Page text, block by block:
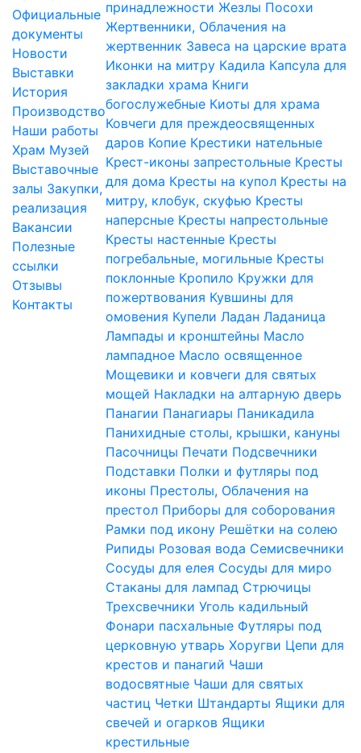
Официальные
документы
Новости
Выставки
История
Производство
Наши работы
Храм Музей
Выставочные
залы Закупки,
реализация
Вакансии
Полезные
ссылки
Отзывы
Контакты
принадлежности Жезлы Посохи
Жертвенники, Облачения на
жертвенник Завеса на царские врата
Иконки на митру Кадила Капсула для
закладки храма Книги
богослужебные Киоты для храма
Ковчеги для преждеосвященных
даров Копие Крестики нательные
Крест-иконы запрестольные Кресты
для дома Кресты на купол Кресты на
митру, клобук, скуфью Кресты
наперсные Кресты напрестольные
Кресты настенные Кресты
погребальные, могильные Кресты
поклонные Кропило Кружки для
пожертвования Кувшины для
омовения Купели Ладан Ладаница
Лампады и кронштейны Масло
лампадное Масло освященное
Мощевики и ковчеги для святых
мощей Накладки на алтарную дверь
Панагии Панагиары Паникадила
Панихидные столы, крышки, кануны
Пасочницы Печати Подсвечники
Подставки Полки и футляры под
иконы Престолы, Облачения на
престол Приборы для соборования
Рамки под икону Решётки на солею
Рипиды Розовая вода Семисвечники
Сосуды для елея Сосуды для миро
Стаканы для лампад Стрючицы
Трехсвечники Уголь кадильный
Фонари пасхальные Футляры под
церковную утварь Хоругви Цепи для
крестов и панагий Чаши
водосвятные Чаши для святых
частиц Четки Штандарты Ящики для
свечей и огарков Ящики
крестильные